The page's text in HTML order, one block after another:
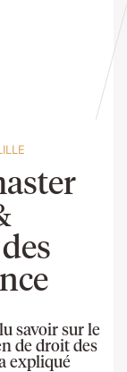
savoir sur le
de droit des
expliqué